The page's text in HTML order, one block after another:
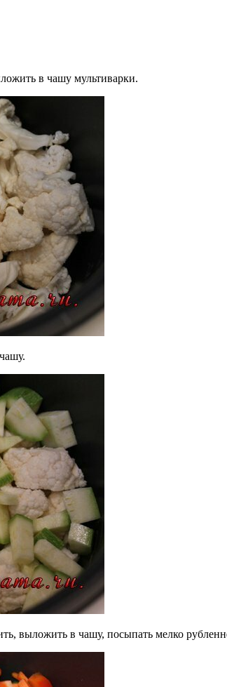
в чашу мультиварки.
выложить в чашу, посыпать мелко